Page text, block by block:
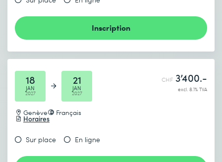
Inscription
18
JAN
2027
21
JAN
2027
Genève Français
Horaires
CHF 3’400.-
excl. 8.1% TVA
Sur place En ligne